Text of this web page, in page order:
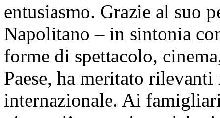
entusiasmo. Grazie al suo
Napolitano – in sintonia
forme di spettacolo,
Paese, ha meritato
internazionale. Ai